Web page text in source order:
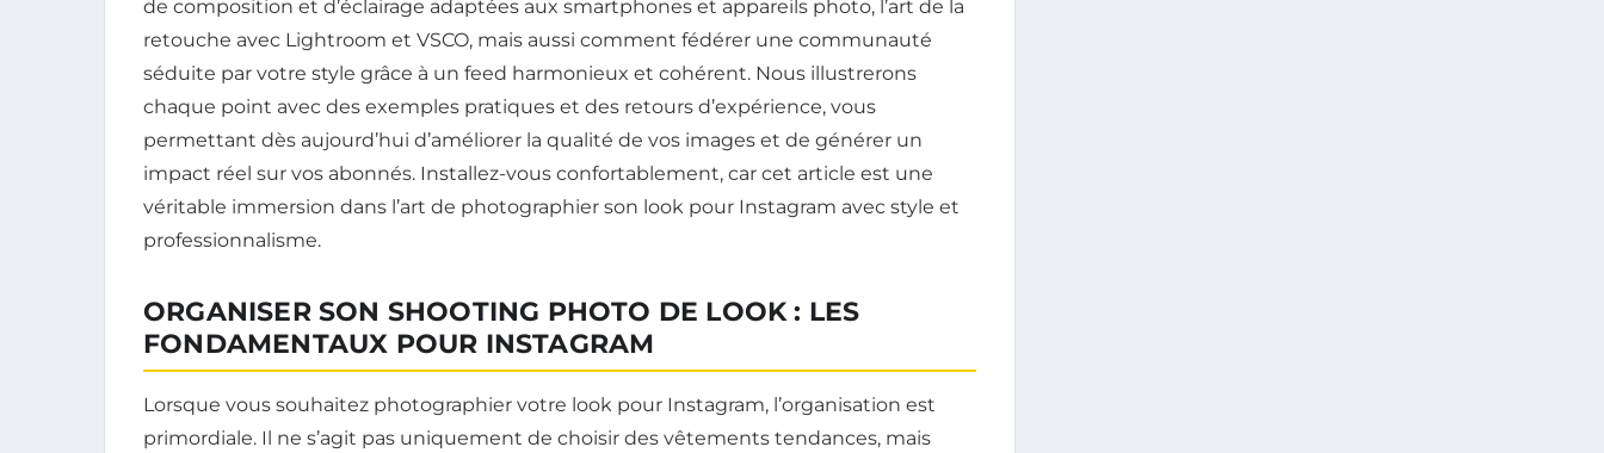
de composition et d’éclairage adaptées aux smartphones et appareils photo, l’art de la
retouche avec Lightroom et VSCO, mais aussi comment fédérer une communauté
séduite par votre style grâce à un feed harmonieux et cohérent. Nous illustrerons
chaque point avec des exemples pratiques et des retours d’expérience, vous
permettant dès aujourd’hui d’améliorer la qualité de vos images et de générer un
impact réel sur vos abonnés. Installez-vous confortablement, car cet article est une
véritable immersion dans l’art de photographier son look pour Instagram avec style et
professionnalisme.
ORGANISER SON SHOOTING PHOTO DE LOOK : LES
FONDAMENTAUX POUR INSTAGRAM
Lorsque vous souhaitez photographier votre look pour Instagram, l’organisation est
primordiale. Il ne s’agit pas uniquement de choisir des vêtements tendances, mais